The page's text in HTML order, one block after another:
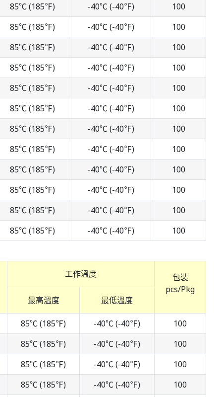
85℃ (185℉)
-40℃ (-40℉)
100
85℃ (185℉)
-40℃ (-40℉)
100
85℃ (185℉)
-40℃ (-40℉)
100
85℃ (185℉)
-40℃ (-40℉)
100
85℃ (185℉)
-40℃ (-40℉)
100
85℃ (185℉)
-40℃ (-40℉)
100
85℃ (185℉)
-40℃ (-40℉)
100
85℃ (185℉)
-40℃ (-40℉)
100
85℃ (185℉)
-40℃ (-40℉)
100
85℃ (185℉)
-40℃ (-40℉)
100
85℃ (185℉)
-40℃ (-40℉)
100
85℃ (185℉)
-40℃ (-40℉) 100
工作溫度
包裝
pcs/Pkg
最高溫度
最低溫度
85℃ (185℉) -40℃ (-40℉)
100
85℃ (185℉)
-40℃ (-40℉)
100
85℃ (185℉)
-40℃ (-40℉)
100
85℃ (185℉)
-40℃ (-40℉)
100